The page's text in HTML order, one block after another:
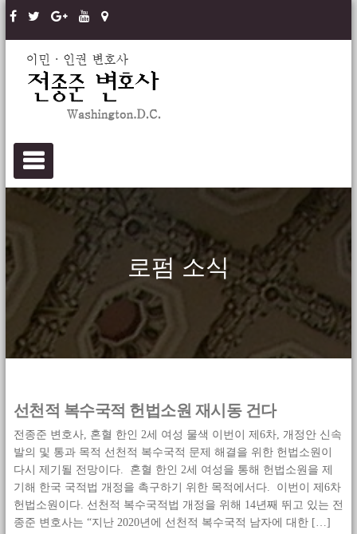
Skip
content
로펌 소식
선천적 복수국적 헌법소원 재시동 건다
전종준 변호사, 혼혈 한인 2세 여성 물색 이번이 제6차, 개정안 신속
발의 및 통과 목적 선천적 복수국적 문제 해결을 위한 헌법소원이
다시 제기될 전망이다. 혼혈 한인 2세 여성을 통해 헌법소원을 제
기해 한국 국적법 개정을 촉구하기 위한 목적에서다. 이번이 제6차
헌법소원이다. 선천적 복수국적법 개정을 위해 14년째 뛰고 있는 전
종준 변호사는 “지난 2020년에 선천적 복수국적 남자에 대한 […]